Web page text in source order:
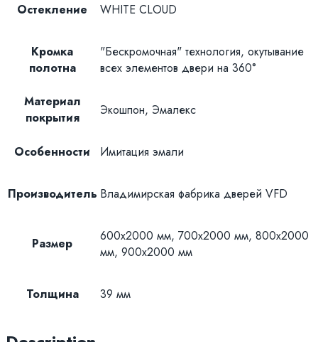
Остекление WHITE CLOUD
Кромка
полотна
"Бескромочная" технология, окутывание
всех элементов двери на 360°
Материал
покрытия
Экошпон, Эмалекс
Особенности Имитация эмали
Производитель Владимирская фабрика дверей VFD
Размер
600х2000 мм, 700х2000 мм, 800х2000
мм, 900х2000 мм
Толщина 39 мм